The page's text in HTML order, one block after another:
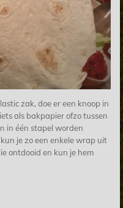
zak, doe er een knoop in
als bakpapier ofzo tussen
in één stapel worden
je zo een enkele wrap uit
ontdooid en kun je hem